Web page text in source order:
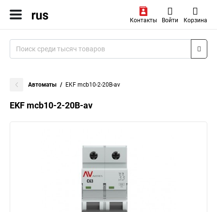
Контакты Войти Корзина
Автоматы EKF mcb10-2-20B-av
EKF mcb10-2-20B-av